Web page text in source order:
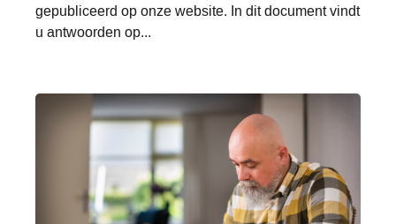
gepubliceerd op onze website. In dit document vindt
u antwoorden op...